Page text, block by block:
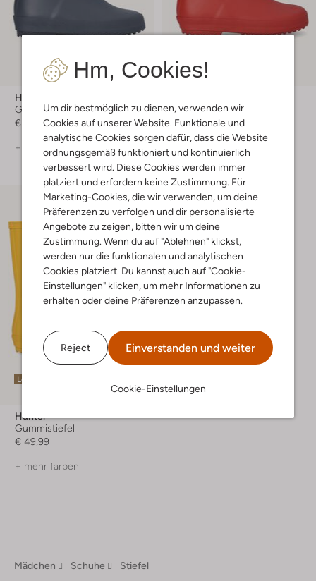
Hm, Cookies!
Um dir bestmöglich zu dienen, verwenden wir
Cookies auf unserer Website. Funktionale und
analytische Cookies sorgen dafür, dass die Website
ordnungsgemäß funktioniert und kontinuierlich
verbessert wird. Diese Cookies werden immer
platziert und erfordern keine Zustimmung. Für
Marketing-Cookies, die wir verwenden, um deine
Präferenzen zu verfolgen und dir personalisierte
Angebote zu zeigen, bitten wir um deine
Zustimmung. Wenn du auf "Ablehnen" klickst,
werden nur die funktionalen und analytischen
Cookies platziert. Du kannst auch auf "Cookie-
Einstellungen" klicken, um mehr Informationen zu
erhalten oder deine Präferenzen anzupassen.
Reject Einverstanden und weiter
Cookie-Einstellungen
Hunter
Gummistiefel
€ 49,99
+ mehr farben
Gummistiefel
€ 49,99
+ mehr farben
Letzte Größen
Hunter
Gummistiefel
€ 49,99
+ mehr farben
Mädchen Schuhe Stiefel